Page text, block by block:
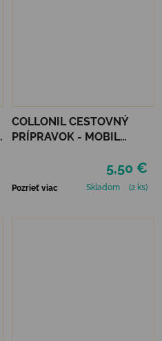
COLLONIL CESTOVNÝ
PRÍPRAVOK - MOBIL
5,50 €
Pozrieť viac Skladom (2 ks)